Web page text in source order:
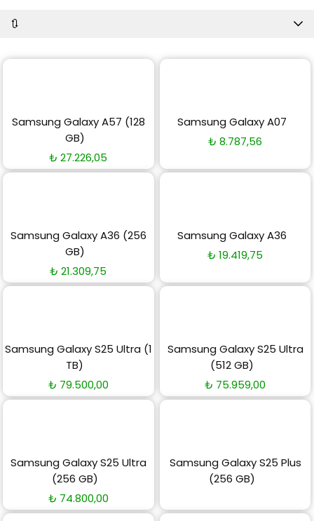
🔃
Samsung Galaxy A57 (128
GB)
₺ 27.226,05
Samsung Galaxy A07
₺ 8.787,56
Samsung Galaxy A36 (256
GB)
₺ 21.309,75
Samsung Galaxy A36
₺ 19.419,75
Samsung Galaxy S25 Ultra (1
TB)
₺ 79.500,00
Samsung Galaxy S25 Ultra
(512 GB)
₺ 75.959,00
Samsung Galaxy S25 Ultra
(256 GB)
₺ 74.800,00
Samsung Galaxy S25 Plus
(256 GB)